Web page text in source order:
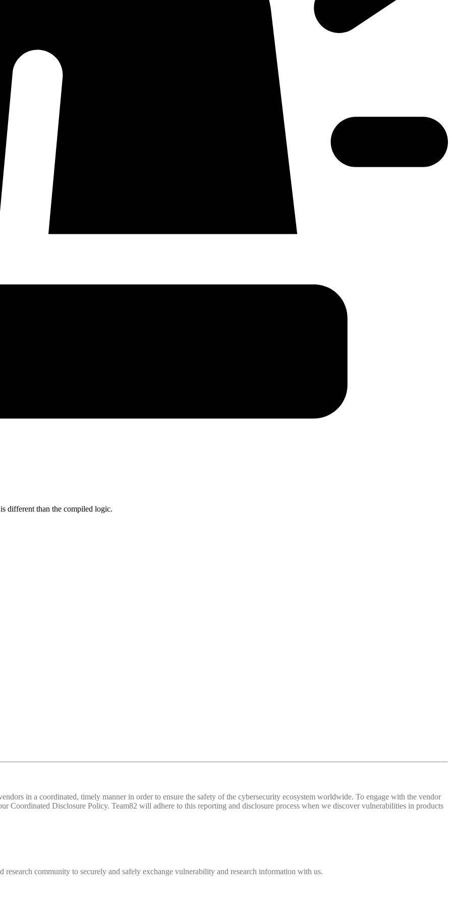
different than the compiled logic.
in a coordinated, timely manner in order to ensure the safety of the cybersecurity ecosystem worldwide. To engage with the vendor
Coordinated Disclosure Policy. Team82 will adhere to this reporting and disclosure process when we discover vulnerabilities in products
community to securely and safely exchange vulnerability and research information with us.